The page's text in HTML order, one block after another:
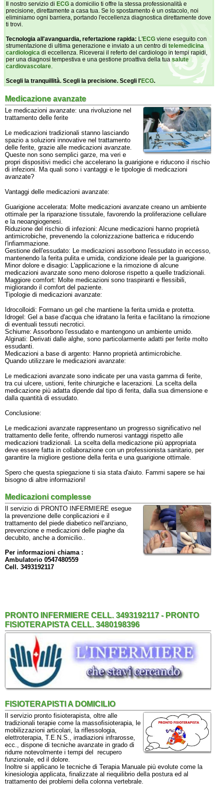
Il nostro servizio di ECG a domicilio ti offre la stessa professionalità e
precisione, direttamente a casa tua. Se lo spostamento è un ostacolo, noi
eliminiamo ogni barriera, portando l'eccellenza diagnostica direttamente dove
ti trovi.
Tecnologia all'avanguardia, refertazione rapida: L'ECG viene eseguito con
strumentazione di ultima generazione e inviato a un centro di telemedicina
cardiologica di eccellenza. Riceverai il referto del cardiologo in tempi rapidi,
per una diagnosi tempestiva e una gestione proattiva della tuasalute
cardiovascolare.
Scegli la tranquillità. Scegli la precisione. Scegli l'ECG.
Medicazione avanzate
Le medicazioni avanzate: una rivoluzione nel
trattamento delle ferite
Le medicazioni tradizionali stanno lasciando
spazio a soluzioni innovative nel trattamento
delle ferite, grazie alle medicazioni avanzate.
Queste non sono semplici garze, ma veri e
propri dispositivi medici che accelerano la guarigione e riducono il rischio
di infezioni. Ma quali sono i vantaggi e le tipologie di medicazioni
avanzate?
Vantaggi delle medicazioni avanzate:
Guarigione accelerata: Molte medicazioni avanzate creano un ambiente
ottimale per la riparazione tissutale, favorendo la proliferazione cellulare
e la neoangiogenesi.
Riduzione del rischio di infezioni: Alcune medicazioni hanno proprietà
antimicrobiche, prevenendo la colonizzazione batterica e riducendo
l'infiammazione.
Gestione dell'essudato: Le medicazioni assorbono l'essudato in eccesso,
mantenendo la ferita pulita e umida, condizione ideale per la guarigione.
Minor dolore e disagio: L'applicazione e la rimozione di alcune
medicazioni avanzate sono meno dolorose rispetto a quelle tradizionali.
Maggiore comfort: Molte medicazioni sono traspiranti e flessibili,
migliorando il comfort del paziente.
Tipologie di medicazioni avanzate:
Idrocolloidi: Formano un gel che mantiene la ferita umida e protetta.
Idrogel: Gel a base d'acqua che idratano la ferita e facilitano la rimozione
di eventuali tessuti necrotici.
Schiume: Assorbono l'essudato e mantengono un ambiente umido.
Alginati: Derivati dalle alghe, sono particolarmente adatti per ferite molto
essudanti.
Medicazioni a base di argento: Hanno proprietà antimicrobiche.
Quando utilizzare le medicazioni avanzate:
Le medicazioni avanzate sono indicate per una vasta gamma di ferite,
tra cui ulcere, ustioni, ferite chirurgiche e lacerazioni. La scelta della
medicazione più adatta dipende dal tipo di ferita, dalla sua dimensione e
dalla quantità di essudato.
Conclusione:
Le medicazioni avanzate rappresentano un progresso significativo nel
trattamento delle ferite, offrendo numerosi vantaggi rispetto alle
medicazioni tradizionali. La scelta della medicazione più appropriata
deve essere fatta in collaborazione con un professionista sanitario, per
garantire la migliore gestione della ferita e una guarigione ottimale.
Spero che questa spiegazione ti sia stata d'aiuto. Fammi sapere se hai
bisogno di altre informazioni!
Medicazioni complesse
Il servizio di PRONTO INFERMIERE esegue
la prevenzione delle conplicazioni e il
trattamento del piede diabetico nell'anziano,
prevenzione e medicazioni delle piaghe da
decubito, anche a domicilio..
Per informazioni chiama :
Ambulatorio 0547480559
Cell. 3493192117
PRONTO INFERMIERE CELL. 3493192117 - PRONTO
FISIOTERAPISTA CELL. 3480198396
FISIOTERAPISTI A DOMICILIO
Il servizio pronto fisioterapista, oltre alle
tradizionali terapie come la massofisioterapia, le
mobilizzazioni articolari, la riflessologia,
elettroterapia, T.E.N.S., irradiazioni infrarosse,
ecc., dispone di tecniche avanzate in grado di
ridurre notevolmente i tempi del recupero
funzionale, ed il dolore.
Inoltre si applicano le tecniche di Terapia Manuale più evolute come la
kinesiologia applicata, finalizzate al riequilibrio della postura ed al
trattamento dei problemi della colonna vertebrale.